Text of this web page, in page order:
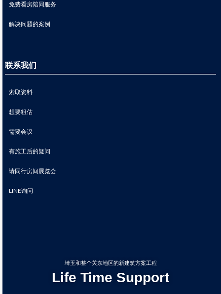
免费看房陪同服务
解决问题的案例
联系我们
索取资料
想要粗估
需要会议
有施工后的疑问
请同行房间展览会
LINE询问
埼玉和整个关东地区的新建筑方案工程
Life Time Support